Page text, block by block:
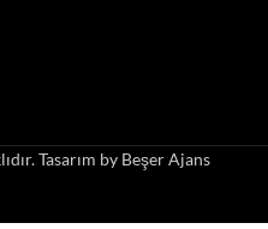
Tasarım by Beşer Ajans